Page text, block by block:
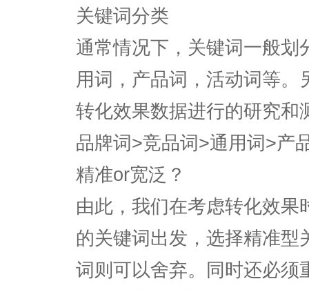
关键词分类
通常情况下，关键词一般划
用词，产品词，活动词等
转化效果数据进行的研究和
品牌词>竞品词>通用词>产
精准or宽泛？
由此，我们在考虑转化效
的关键词出发，选择精准
词则可以舍弃。同时还必须